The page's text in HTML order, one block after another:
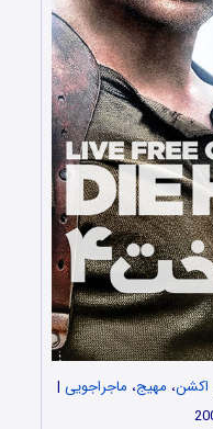
اکشن، مهیج، ماجراجویی |